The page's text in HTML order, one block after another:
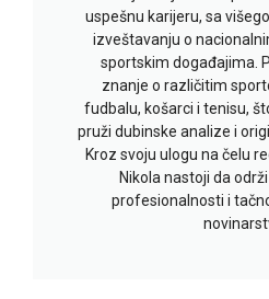
uspešnu karijeru, sa
izveštavanju o
sportskim događajima.
znanje o različitim
fudbalu, košarci i tenisu,
pruži dubinske analize i
Kroz svoju ulogu na čelu
Nikola nastoji da
profesionalnosti i